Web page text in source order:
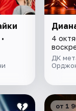
4
ДК
от 1